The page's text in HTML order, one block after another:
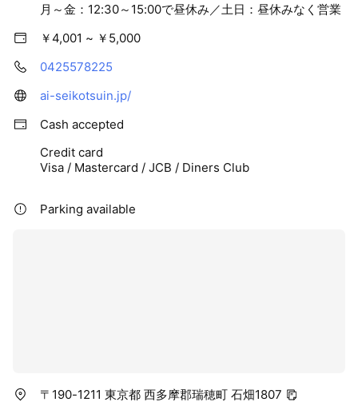
月～金：12:30～15:00で昼休み／土日：昼休みなく営業
￥4,001 ~ ￥5,000
0425578225
ai-seikotsuin.jp/
Cash accepted
Credit card
Visa / Mastercard / JCB / Diners Club
Parking available
〒190-1211 東京都 西多摩郡瑞穂町 石畑1807